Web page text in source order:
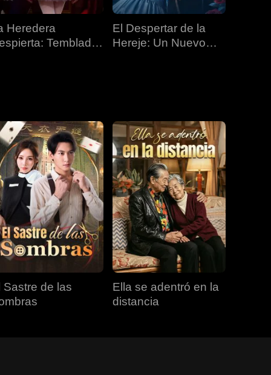
EP 40
Heredera
Temblad
El Despertar de la
Hereje: Un Nuevo
Sastre de las
Ella se adentró en la
distancia